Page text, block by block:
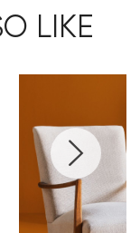
LIKE